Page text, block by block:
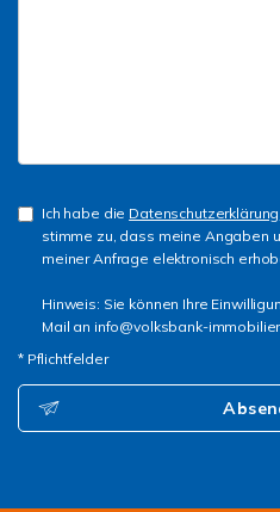
Ich habe die Datenschutzerklärung
stimme zu, dass meine Angaben
meiner Anfrage elektronisch
Hinweis: Sie können Ihre
Mail an info@volksbank-
* Pflichtfelder